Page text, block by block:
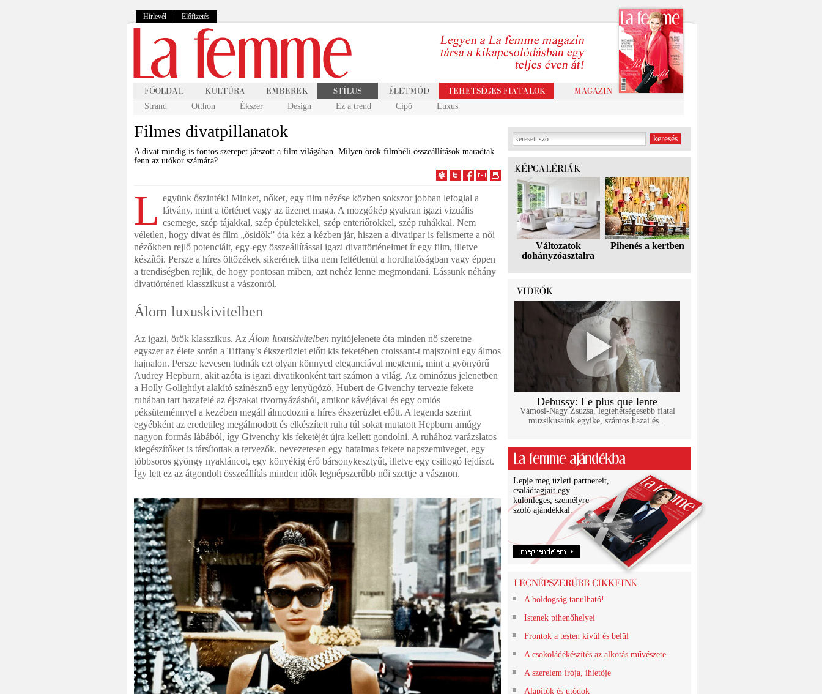
Hírlevél Előfizetés
Strand Otthon Ékszer Design Ez a trend Cipő Luxus
Filmes divatpillanatok
A divat mindig is fontos szerepet játszott a film világában. Milyen örök filmbéli összeállítások maradtak
fenn az utókor számára?
L együnk őszinték! Minket, nőket, egy film nézése közben sokszor jobban lefoglal a
látvány, mint a történet vagy az üzenet maga. A mozgókép gyakran igazi vizuális
csemege, szép tájakkal, szép épületekkel, szép enteriőrökkel, szép ruhákkal. Nem
véletlen, hogy divat és film „ősidők” óta kéz a kézben jár, hiszen a divatipar is felismerte a női
nézőkben rejlő potenciált, egy-egy összeállítással igazi divattörténelmet ír egy film, illetve
készítői. Persze a híres öltözékek sikerének titka nem feltétlenül a hordhatóságban vagy éppen
a trendiségben rejlik, de hogy pontosan miben, azt nehéz lenne megmondani. Lássunk néhány
divattörténeti klasszikust a vászonról.
Álom luxuskivitelben
Az igazi, örök klasszikus. Az Álom luxuskivitelben nyitójelenete óta minden nő szeretne
egyszer az élete során a Tiffany’s ékszerüzlet előtt kis feketében croissant-t majszolni egy álmos
hajnalon. Persze kevesen tudnák ezt olyan könnyed eleganciával megtenni, mint a gyönyörű
Audrey Hepburn, akit azóta is igazi divatikonként tart számon a világ. Az ominózus jelenetben
a Holly Golightlyt alakító színésznő egy lenyűgöző, Hubert de Givenchy tervezte fekete
ruhában tart hazafelé az éjszakai tivornyázásból, amikor kávéjával és egy omlós
péksüteménnyel a kezében megáll álmodozni a híres ékszerüzlet előtt. A legenda szerint
egyébként az eredetileg megálmodott és elkészített ruha túl sokat mutatott Hepburn amúgy
nagyon formás lábából, így Givenchy kis feketéjét újra kellett gondolni. A ruhához varázslatos
kiegészítőket is társítottak a tervezők, nevezetesen egy hatalmas fekete napszemüveget, egy
többsoros gyöngy nyakláncot, egy könyékig érő bársonykesztyűt, illetve egy csillogó fejdíszt.
Így lett ez az átgondolt összeállítás minden idők legnépszerűbb női szettje a vásznon.
Változatok
dohányzóasztalra
Pihenés a kertben
Debussy: Le plus que lente
Vámosi-Nagy Zsuzsa, legtehetségesebb fiatal
muzsikusaink egyike, számos hazai és...
Lepje meg üzleti partnereit,
családtagjait egy
különleges, személyre
szóló ajándékkal.
A boldogság tanulható!
Istenek pihenőhelyei
Frontok a testen kívül és belül
A csokoládékészítés az alkotás művészete
A szerelem írója, ihletője
Alapítók és utódok